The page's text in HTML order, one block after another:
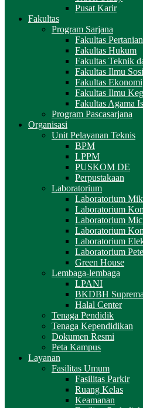
Pusat Karir
Fakultas
Program Sarjana
Fakultas
Fakultas Hukum
Fakultas Teknik
Fakultas Ilmu
Fakultas Ekonomi
Fakultas Ilmu
Fakultas Agama
Program Pascasarjana
Organisasi
Unit Pelayanan Teknis
BPM
LPPM
PUSKOM DE
Perpustakaan
Laboratorium
Laboratorium
Laboratorium
Laboratorium
Laboratorium
Laboratorium
Laboratorium
Green House
Lembaga-lembaga
LPANI
BKDBH
Halal Center
Tenaga Pendidik
Tenaga Kependidikan
Dokumen Resmi
Peta Kampus
Layanan
Fasilitas Umum
Fasilitas Parkir
Ruang Kelas
Keamanan